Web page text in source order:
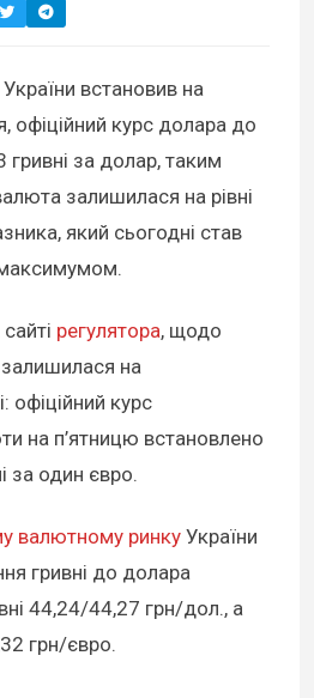
встановив на
офіційний курс долара до
гривні за долар, таким
залишилася на рівні
який сьогодні став
регулятора, щодо
на
офіційний курс
на п’ятницю встановлено
за один євро.
валютному ринку України
гривні до долара
44,24/44,27 грн/дол., а
грн/євро.